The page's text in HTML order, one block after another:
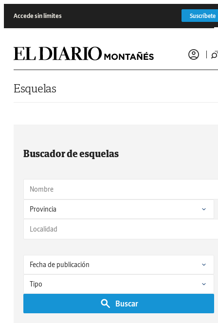
Accede sin límites Suscríbete
Esquelas
Buscador de esquelas
Buscar